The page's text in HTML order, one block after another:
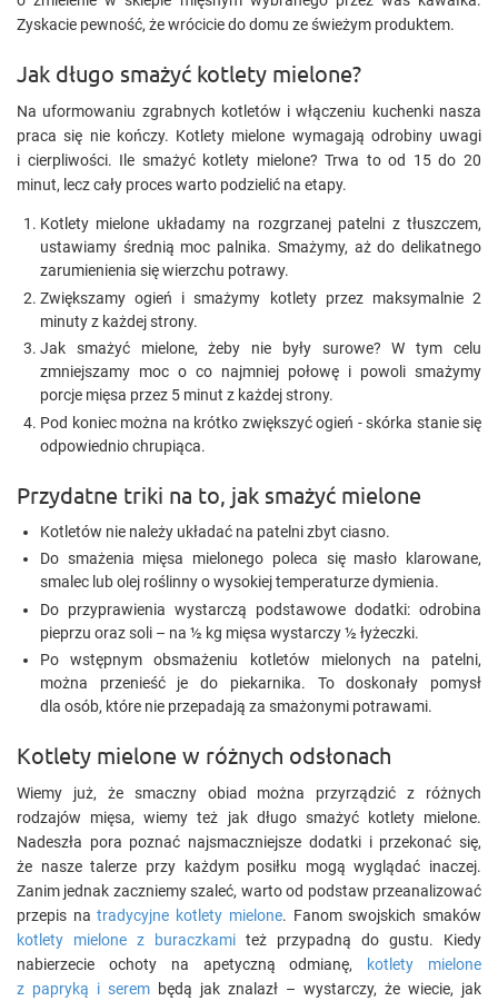
Zyskacie pewność, że wrócicie do domu ze świeżym produktem.
Jak długo smażyć kotlety mielone?
Na uformowaniu zgrabnych kotletów i włączeniu kuchenki nasza
praca się nie kończy. Kotlety mielone wymagają odrobiny uwagi
i cierpliwości. Ile smażyć kotlety mielone? Trwa to od 15 do 20
minut, lecz cały proces warto podzielić na etapy.
Kotlety mielone układamy na rozgrzanej patelni z tłuszczem,
ustawiamy średnią moc palnika. Smażymy, aż do delikatnego
zarumienienia się wierzchu potrawy.
Zwiększamy ogień i smażymy kotlety przez maksymalnie 2
minuty z każdej strony.
Jak smażyć mielone, żeby nie były surowe? W tym celu
zmniejszamy moc o co najmniej połowę i powoli smażymy
porcje mięsa przez 5 minut z każdej strony.
Pod koniec można na krótko zwiększyć ogień - skórka stanie się
odpowiednio chrupiąca.
Przydatne triki na to, jak smażyć mielone
Kotletów nie należy układać na patelni zbyt ciasno.
Do smażenia mięsa mielonego poleca się masło klarowane,
smalec lub olej roślinny o wysokiej temperaturze dymienia.
Do przyprawienia wystarczą podstawowe dodatki: odrobina
pieprzu oraz soli – na ½ kg mięsa wystarczy ½ łyżeczki.
Po wstępnym obsmażeniu kotletów mielonych na patelni,
można przenieść je do piekarnika. To doskonały pomysł
dla osób, które nie przepadają za smażonymi potrawami.
Kotlety mielone w różnych odsłonach
Wiemy już, że smaczny obiad można przyrządzić z różnych
rodzajów mięsa, wiemy też jak długo smażyć kotlety mielone.
Nadeszła pora poznać najsmaczniejsze dodatki i przekonać się,
że nasze talerze przy każdym posiłku mogą wyglądać inaczej.
Zanim jednak zaczniemy szaleć, warto od podstaw przeanalizować
przepis natradycyjne kotlety mielone. Fanom swojskich smaków
kotlety mielone z buraczkami też przypadną do gustu. Kiedy
nabierzecie ochoty na apetyczną odmianę,
kotlety mielone
z papryką i serem będą jak znalazł – wystarczy, że wiecie, jak